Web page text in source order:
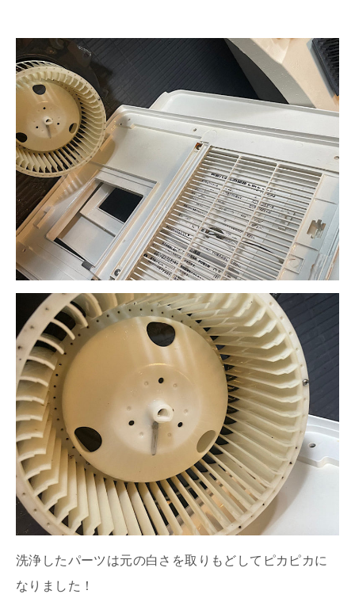
洗浄したパーツは元の白さを取りもどしてピカピカに
なりました！